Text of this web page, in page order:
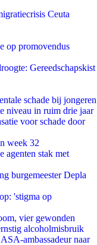
Ceuta
op promovendus
Gereedschapskist
schade bij jongeren
niveau in ruim drie jaar
voor schade door
week 32
agenten stak met
burgemeester Depla
'stigma op
vier gewonden
alcoholmisbruik
ambassadeur naar